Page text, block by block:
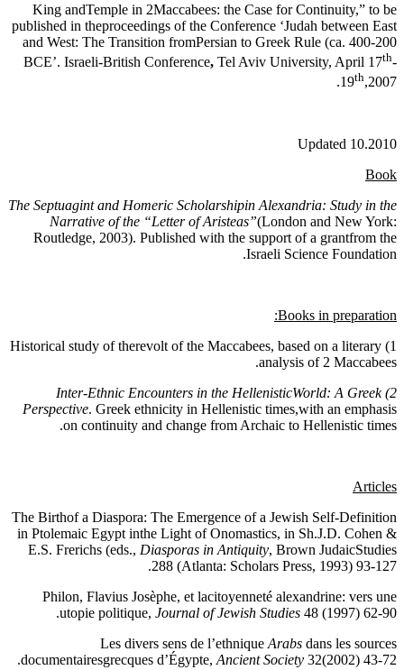
King andTemple in 2Maccabees: the Case for Continuity,” to be
published in theproceedings of the Conference ‘Judah between East
and West: The Transition fromPersian to Greek Rule (ca. 400-200
BCE’. Israeli-British Conference, Tel Aviv University, April 17th-
19th,2007.
Updated 10.2010
Book
The Septuagint and Homeric Scholarshipin Alexandria: Study in the
Narrative of the “Letter of Aristeas”(London and New York:
Routledge, 2003). Published with the support of a grantfrom the
Israeli Science Foundation.
Books in preparation:
1) Historical study of therevolt of the Maccabees, based on a literary
analysis of 2 Maccabees.
2) Inter-Ethnic Encounters in the HellenisticWorld: A Greek
Perspective. Greek ethnicity in Hellenistic times,with an emphasis
on continuity and change from Archaic to Hellenistic times.
Articles
The Birthof a Diaspora: The Emergence of a Jewish Self-Definition
in Ptolemaic Egypt inthe Light of Onomastics, in Sh.J.D. Cohen &
E.S. Frerichs (eds., Diasporas in Antiquity, Brown JudaicStudies
288 (Atlanta: Scholars Press, 1993) 93-127.
Philon, Flavius Josèphe, et lacitoyenneté alexandrine: vers une
utopie politique, Journal of Jewish Studies 48 (1997) 62-90.
Les divers sens de l’ethnique Arabs dans les sources
documentairesgrecques d’Égypte, Ancient Society 32(2002) 43-72.